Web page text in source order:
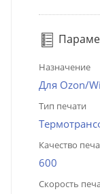
Назначение
Для Ozon/
Тип печати
Качество
600
Скорость